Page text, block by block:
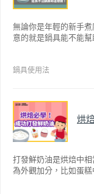
無論你是年輕的新手
意的就是鍋具能不能
因此金鑽不沾系列的鍋
鍋具使用法
烘
打發鮮奶油是烘焙中
為外觀加分，比如蛋